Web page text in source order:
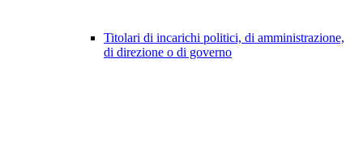
Titolari di incarichi politici, di amministrazione,
di direzione o di governo